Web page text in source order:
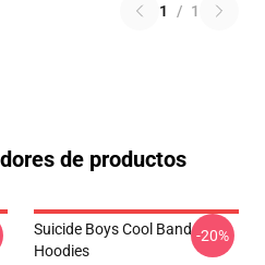
1 / 1
de productos
Suicide Boys Cool Band
Hoodies
-20%